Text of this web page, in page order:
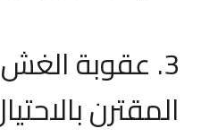
3. عقوبة
المقترن